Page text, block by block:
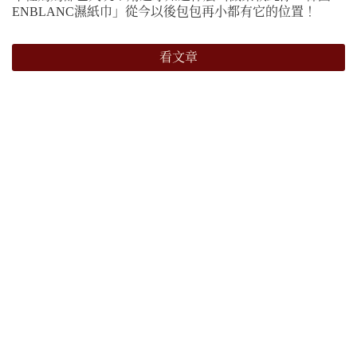
ENBLANC濕紙巾」從今以後包包再小都有它的位置！
看文章